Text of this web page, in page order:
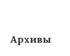
Архивы